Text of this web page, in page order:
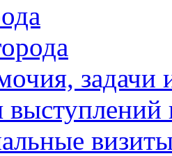
задачи
выступлений